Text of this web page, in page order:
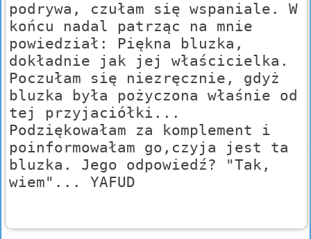
podrywa, czułam się wspaniale. W
końcu nadal patrząc na mnie
powiedział: Piękna bluzka,
dokładnie jak jej właścicielka.
Poczułam się niezręcznie, gdyż
bluzka była pożyczona właśnie od
tej przyjaciółki...
Podziękowałam za komplement i
poinformowałam go,czyja jest ta
bluzka. Jego odpowiedź? "Tak,
wiem"... YAFUD